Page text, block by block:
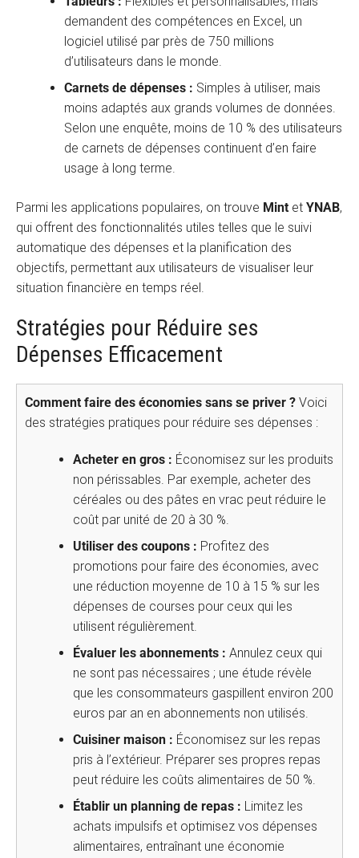
demandent des compétences en Excel, un
logiciel utilisé par près de 750 millions
d’utilisateurs dans le monde.
Carnets de dépenses : Simples à utiliser, mais
moins adaptés aux grands volumes de données.
Selon une enquête, moins de 10 % des utilisateurs
de carnets de dépenses continuent d’en faire
usage à long terme.
Parmi les applications populaires, on trouve Mint et YNAB,
qui offrent des fonctionnalités utiles telles que le suivi
automatique des dépenses et la planification des
objectifs, permettant aux utilisateurs de visualiser leur
situation financière en temps réel.
Stratégies pour Réduire ses
Dépenses Efficacement
Comment faire des économies sans se priver ? Voici
des stratégies pratiques pour réduire ses dépenses :
Acheter en gros : Économisez sur les produits
non périssables. Par exemple, acheter des
céréales ou des pâtes en vrac peut réduire le
coût par unité de 20 à 30 %.
Utiliser des coupons : Profitez des
promotions pour faire des économies, avec
une réduction moyenne de 10 à 15 % sur les
dépenses de courses pour ceux qui les
utilisent régulièrement.
Évaluer les abonnements : Annulez ceux qui
ne sont pas nécessaires ; une étude révèle
que les consommateurs gaspillent environ 200
euros par an en abonnements non utilisés.
Cuisiner maison : Économisez sur les repas
pris à l’extérieur. Préparer ses propres repas
peut réduire les coûts alimentaires de 50 %.
Établir un planning de repas : Limitez les
achats impulsifs et optimisez vos dépenses
alimentaires, entraînant une économie